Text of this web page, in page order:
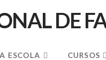
A ESCOLA CURSOS